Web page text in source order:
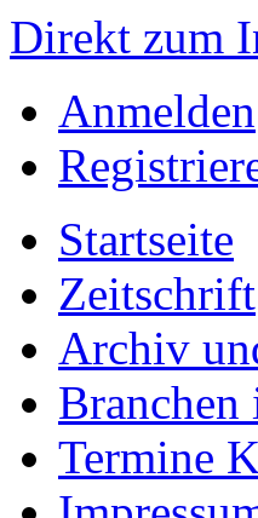
Direkt zum
Anmelden
Startseite
Zeitschrift
Archiv
Branchen
Termine